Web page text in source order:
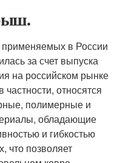
в России
за счет выпуска
на российском рынке
относятся
полимерные и
обладающие
и гибкостью
что позволяет